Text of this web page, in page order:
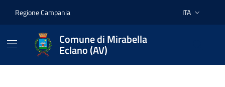
Regione Campania Lingua attiva:
ITA
Comune di Mirabella
Eclano (AV)